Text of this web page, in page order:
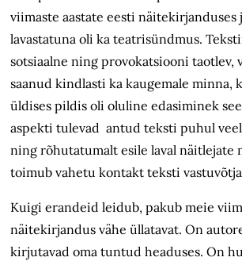
viimaste aastate eesti näitekirjanduses
lavastatuna oli ka teatrisündmus.
sotsiaalne ning provokatsiooni taotlev,
saanud kindlasti ka kaugemale minna,
üldises pildis oli oluline edasiminek
aspekti tulevad antud teksti puhul
ning rõhutatumalt esile laval näitlejate
toimub vahetu kontakt teksti
Kuigi erandeid leidub, pakub meie
näitekirjandus vähe üllatavat. On
kirjutavad oma tuntud headuses. On